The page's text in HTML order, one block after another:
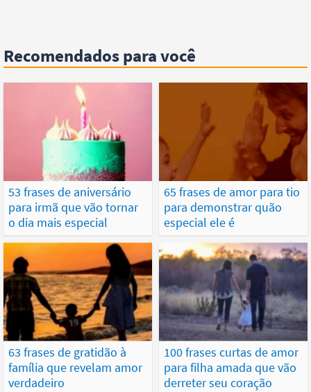
Recomendados para você
53 frases de aniversário
para irmã que vão tornar
o dia mais especial
65 frases de amor para tio
para demonstrar quão
especial ele é
63 frases de gratidão à
família que revelam amor
verdadeiro
100 frases curtas de amor
para filha amada que vão
derreter seu coração